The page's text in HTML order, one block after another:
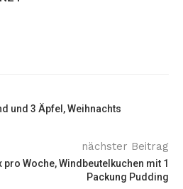
und 3 Äpfel, Weihnachts
nächster Beitrag
pro Woche, Windbeutelkuchen mit 1
Packung Pudding